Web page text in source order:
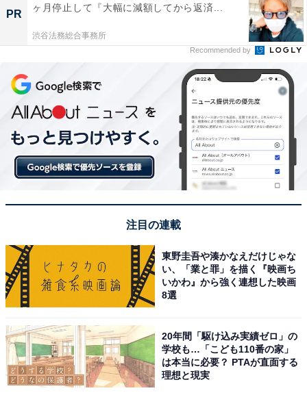
PR
ヶ月停止して『大幅に減額してから返済...
渋谷法務総合事務所
Recommended by
注目の連載
東野圭吾や湊かなえだけじゃな
い、「業と罪」を描く『映画ち
いかわ』から強く連想した映画
8選
20年間「駆け込み実績ゼロ」の
学校も…「こども110番の家」
は本当に必要？ PTAが直面する
理想と現実